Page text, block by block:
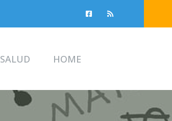
SALUD HOME